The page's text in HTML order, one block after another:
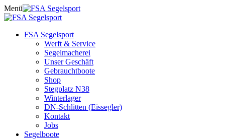
Skip
to
Menü
FSA Segelsport
Werft & Service
Segelmacherei
Unser Geschäft
Gebrauchtboote
Shop
Stegplatz N38
Winterlager
DN-Schlitten (Eissegler)
Kontakt
Jobs
Segelboote